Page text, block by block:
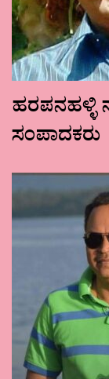
ಹರಪನಹಳ್ಳಿ
ಸಂಪಾದಕರು